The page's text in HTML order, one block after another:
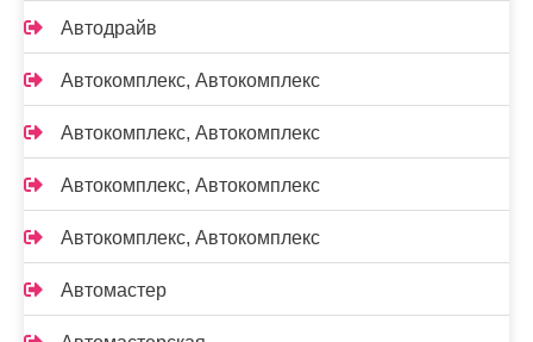
Автодрайв
Автокомплекс, Автокомплекс
Автокомплекс, Автокомплекс
Автокомплекс, Автокомплекс
Автокомплекс, Автокомплекс
Автомастер